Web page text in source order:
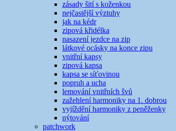
zásady šití s koženkou
nejčastější výztuhy
jak na kédr
zipová křidélka
nasazení jezdce na zip
látkové ocásky na konce zipu
vnitřní kapsy
zipová kapsa
kapsa se síťovinou
popruh a ucha
lemování vnitřních švů
zažehlení harmoniky na 1. dobrou
vyjíždění harmoniky z peněženky
nýtování
patchwork